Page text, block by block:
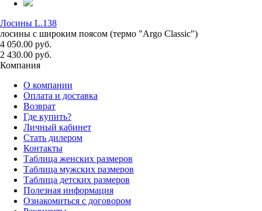
Лосины L.138
лосины с широким поясом (термо "Argo Classic")
4 050.00 руб.
2 430.00 руб.
Компания
О компании
Оплата и доставка
Возврат
Где купить?
Личный кабинет
Стать дилером
Контакты
Таблица женских размеров
Таблица мужских размеров
Таблица детских размеров
Полезная информация
Ознакомиться с договором